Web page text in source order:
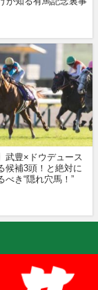
武豊×ドウデュース
候補3頭！と絶対に
べき“隠れ穴馬！”